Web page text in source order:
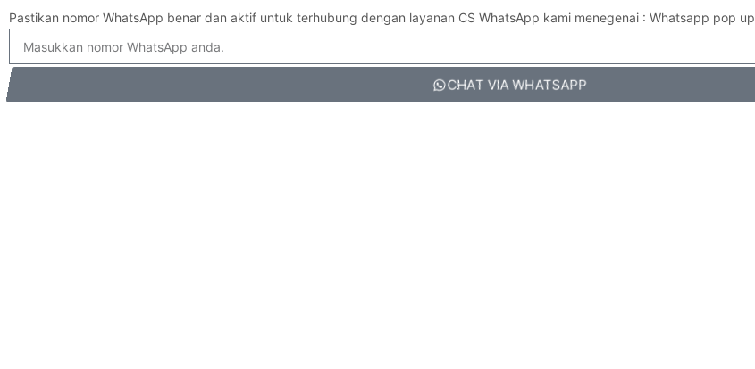
Pastikan nomor WhatsApp benar dan aktif untuk terhubung dengan layanan CS WhatsApp kami menegenai : Whatsapp pop up
CHAT VIA WHATSAPP